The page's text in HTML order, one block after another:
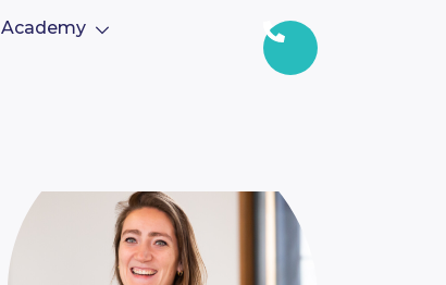
Academy